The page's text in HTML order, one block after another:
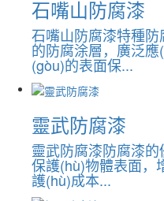
石嘴山防腐漆
石嘴山防腐漆特種
的防腐涂層，廣泛
(gòu)的表面保...
靈武防腐漆
靈武防腐漆防腐漆
保護(hù)物體表面，
護(hù)成本...